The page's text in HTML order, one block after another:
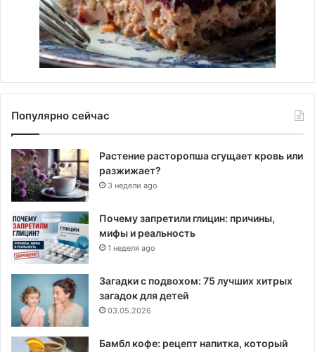
Популярно сейчас
Растение расторопша сгущает кровь или
разжижает?
3 недели ago
Почему запретили глицин: причины,
мифы и реальность
1 неделя ago
Загадки с подвохом: 75 лучших хитрых
загадок для детей
03.05.2026
Бамбл кофе: рецепт напитка, который